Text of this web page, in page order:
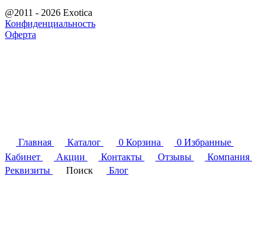
@2011 - 2026 Exotica
Конфиденциальность
Оферта
Главная Каталог 0 Корзина 0 Избранные
Кабинет
Акции Контакты Отзывы
Компания
Реквизиты
Поиск Блог